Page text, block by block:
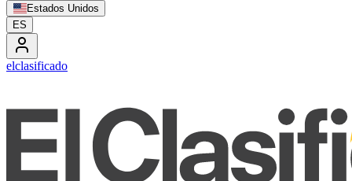
Estados Unidos
ES
elclasificado